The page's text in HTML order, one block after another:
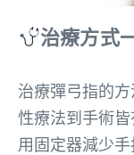
治療方式
治療彈弓指的
性療法到手術
用固定器減少